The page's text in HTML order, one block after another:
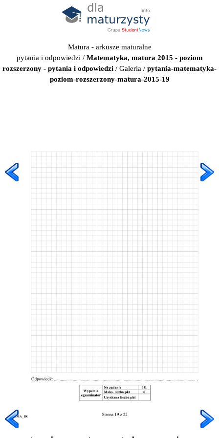
Matura - arkusze maturalne
pytania i odpowiedzi / Matematyka, matura 2015 - poziom
rozszerzony - pytania i odpowiedzi / Galeria / pytania-matematyka-
poziom-rozszerzony-matura-2015-19